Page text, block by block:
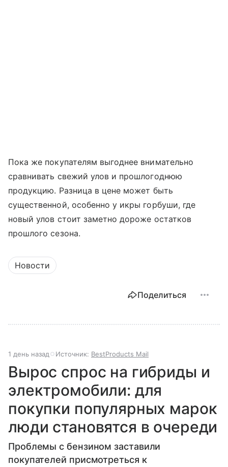
Пока же покупателям выгоднее внимательно
сравнивать свежий улов и прошлогоднюю
продукцию. Разница в цене может быть
существенной, особенно у икры горбуши, где
новый улов стоит заметно дороже остатков
прошлого сезона.
Новости
Поделиться
1 день назад Источник: BestProducts Mail
Вырос спрос на гибриды и
электромобили: для
покупки популярных марок
люди становятся в очереди
Проблемы с бензином заставили
покупателей присмотреться к